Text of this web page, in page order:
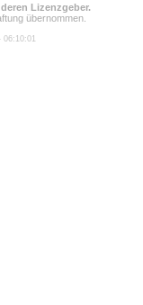
Lizenzgeber.
übernommen.
06:10:01